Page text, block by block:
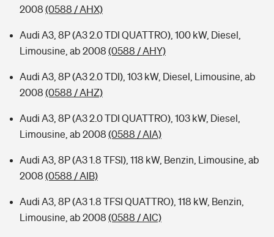
2008 (0588 / AHX)
Audi A3, 8P (A3 2.0 TDI QUATTRO), 100 kW, Diesel,
Limousine, ab 2008 (0588 / AHY)
Audi A3, 8P (A3 2.0 TDI), 103 kW, Diesel, Limousine, ab
2008 (0588 / AHZ)
Audi A3, 8P (A3 2.0 TDI QUATTRO), 103 kW, Diesel,
Limousine, ab 2008 (0588 / AIA)
Audi A3, 8P (A3 1.8 TFSI), 118 kW, Benzin, Limousine, ab
2008 (0588 / AIB)
Audi A3, 8P (A3 1.8 TFSI QUATTRO), 118 kW, Benzin,
Limousine, ab 2008 (0588 / AIC)